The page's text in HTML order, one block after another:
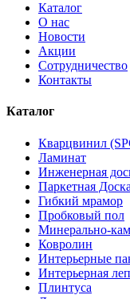
Каталог
О нас
Новости
Акции
Сотрудничество
Контакты
Каталог
Кварцвинил
Ламинат
Инженерная
Паркетная Доска
Гибкий мрамор
Пробковый пол
Минерально-
Ковролин
Интерьерные
Интерьерная
Плинтуса